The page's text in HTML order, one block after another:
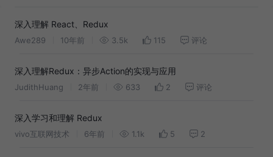
深入理解 React、Redux
Awe289 10年前 3.5k 115 评论
深入理解Redux：异步Action的实现与应用
JudithHuang 2年前 633 2 评论
深入学习和理解 Redux
vivo互联网技术 6年前 1.1k 5 2